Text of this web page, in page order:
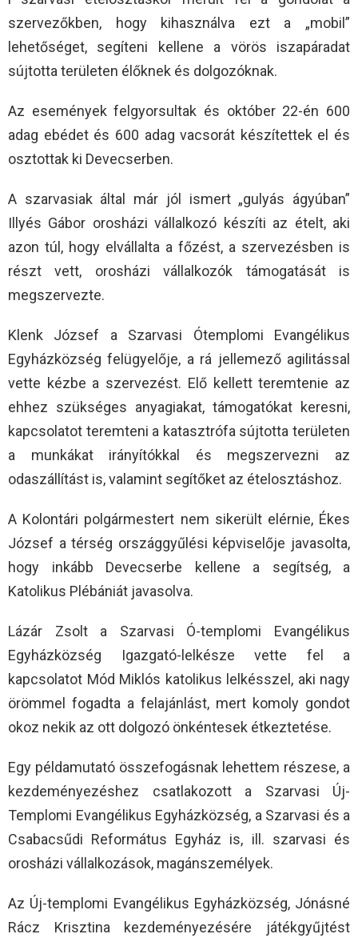
szervezőkben, hogy kihasználva ezt a „mobil”
lehetőséget, segíteni kellene a vörös iszapáradat
sújtotta területen élőknek és dolgozóknak.
Az események felgyorsultak és október 22-én 600
adag ebédet és 600 adag vacsorát készítettek el és
osztottak ki Devecserben.
A szarvasiak által már jól ismert „gulyás ágyúban”
Illyés Gábor orosházi vállalkozó készíti az ételt, aki
azon túl, hogy elvállalta a főzést, a szervezésben is
részt vett, orosházi vállalkozók támogatását is
megszervezte.
Klenk József a Szarvasi Ótemplomi Evangélikus
Egyházközség felügyelője, a rá jellemező agilitással
vette kézbe a szervezést. Elő kellett teremtenie az
ehhez szükséges anyagiakat, támogatókat keresni,
kapcsolatot teremteni a katasztrófa sújtotta területen
a munkákat irányítókkal és megszervezni az
odaszállítást is, valamint segítőket az ételosztáshoz.
A Kolontári polgármestert nem sikerült elérnie, Ékes
József a térség országgyűlési képviselője javasolta,
hogy inkább Devecserbe kellene a segítség, a
Katolikus Plébániát javasolva.
Lázár Zsolt a Szarvasi Ó-templomi Evangélikus
Egyházközség Igazgató-lelkésze vette fel a
kapcsolatot Mód Miklós katolikus lelkésszel, aki nagy
örömmel fogadta a felajánlást, mert komoly gondot
okoz nekik az ott dolgozó önkéntesek étkeztetése.
Egy példamutató összefogásnak lehettem részese, a
kezdeményezéshez csatlakozott a Szarvasi Új-
Templomi Evangélikus Egyházközség, a Szarvasi és a
Csabacsűdi Református Egyház is, ill. szarvasi és
orosházi vállalkozások, magánszemélyek.
Az Új-templomi Evangélikus Egyházközség, Jónásné
Rácz Krisztina kezdeményezésére játékgyűjtést